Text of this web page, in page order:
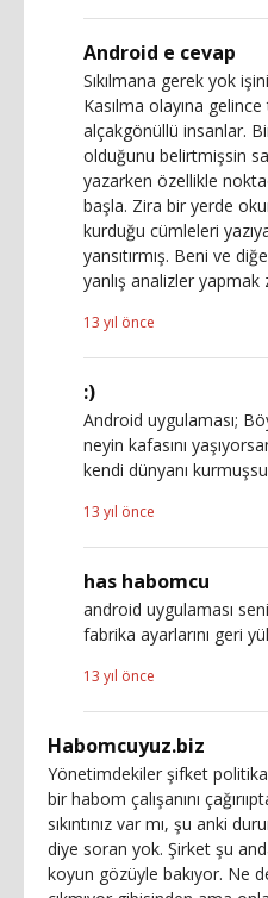
Android e cevap
Sıkılmana gerek yok
Kasılma olayına
alçakgönüllü insanlar.
olduğunu belirtmişsin
yazarken özellikle
başla. Zira bir yerde
kurduğu cümleleri
yansıtırmış. Beni ve
yanlış analizler yapmak
13 yıl önce
:)
Android uygulaması;
neyin kafasını
kendi dünyanı
13 yıl önce
has habomcu
android uygulaması
fabrika ayarlarını geri
13 yıl önce
Habomcuyuz.biz
Yönetimdekiler şifket
bir habom çalışanını
sıkıntınız var mı, şu anki
diye soran yok. Şirket şu
koyun gözüyle bakıyor. Ne